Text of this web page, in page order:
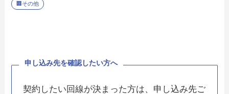
🏢 その他
申し込み先を確認したい方へ
契約したい回線が決まった方は、申し込み先ご